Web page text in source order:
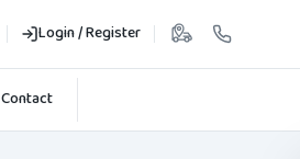
Login / Register
Contact